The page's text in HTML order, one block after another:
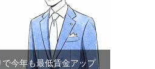
で今年も最低賃金アップ